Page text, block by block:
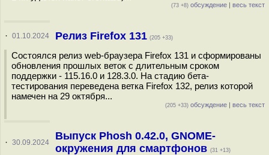
(73 +8) обсуждение | весь текст
· 01.10.2024 Релиз Firefox 131 (205 +33)
Состоялся релиз web-браузера Firefox 131 и сформированы
обновления прошлых веток с длительным сроком
поддержки - 115.16.0 и 128.3.0. На стадию бета-
тестирования переведена ветка Firefox 132, релиз которой
намечен на 29 октября...
(205 +33) обсуждение | весь текст
· 30.09.2024
Выпуск Phosh 0.42.0, GNOME-
окружения для смартфонов (31 +13)